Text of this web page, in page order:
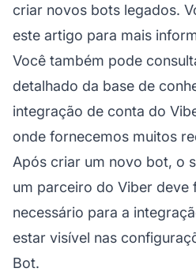
criar novos bots legados.
este artigo para mais
Você também pode
detalhado da base de
integração de conta do
onde fornecemos muitos
Após criar um novo bot, o
um parceiro do Viber deve
necessário para a
estar visível nas
Bot.